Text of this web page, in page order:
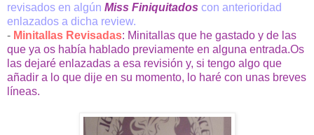
revisados en algún Miss Finiquitados con anterioridad
enlazados a dicha review.
- Minitallas Revisadas: Minitallas que he gastado y de las
que ya os había hablado previamente en alguna entrada.Os
las dejaré enlazadas a esa revisión y, si tengo algo que
añadir a lo que dije en su momento, lo haré con unas breves
líneas.